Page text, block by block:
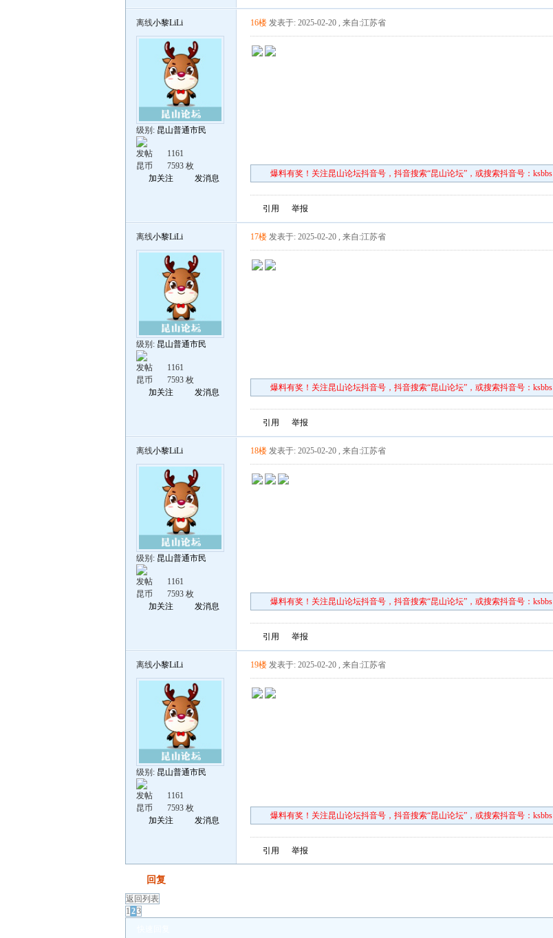
离线小黎LiLi
级别: 昆山普通市民
发帖
1161
昆币
7593 枚
加关注
发消息
16楼 发表于: 2025-02-20 , 来自:江苏省
爆料有奖！关注昆山论坛抖音号，抖音搜索“昆山论坛”，或搜索抖音号：ksbbs
引用 举报
离线小黎LiLi
级别: 昆山普通市民
发帖
1161
昆币
7593 枚
加关注
发消息
17楼 发表于: 2025-02-20 , 来自:江苏省
爆料有奖！关注昆山论坛抖音号，抖音搜索“昆山论坛”，或搜索抖音号：ksbbs
引用 举报
离线小黎LiLi
级别: 昆山普通市民
发帖
1161
昆币
7593 枚
加关注
发消息
18楼 发表于: 2025-02-20 , 来自:江苏省
爆料有奖！关注昆山论坛抖音号，抖音搜索“昆山论坛”，或搜索抖音号：ksbbs
引用 举报
离线小黎LiLi
级别: 昆山普通市民
发帖
1161
昆币
7593 枚
加关注
发消息
19楼 发表于: 2025-02-20 , 来自:江苏省
爆料有奖！关注昆山论坛抖音号，抖音搜索“昆山论坛”，或搜索抖音号：ksbbs
引用 举报
回复
返回列表
1 23